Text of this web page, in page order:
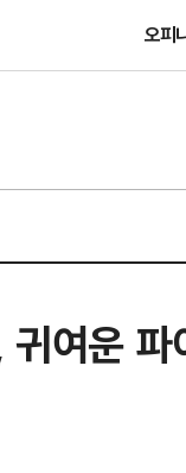
오피
여운 파